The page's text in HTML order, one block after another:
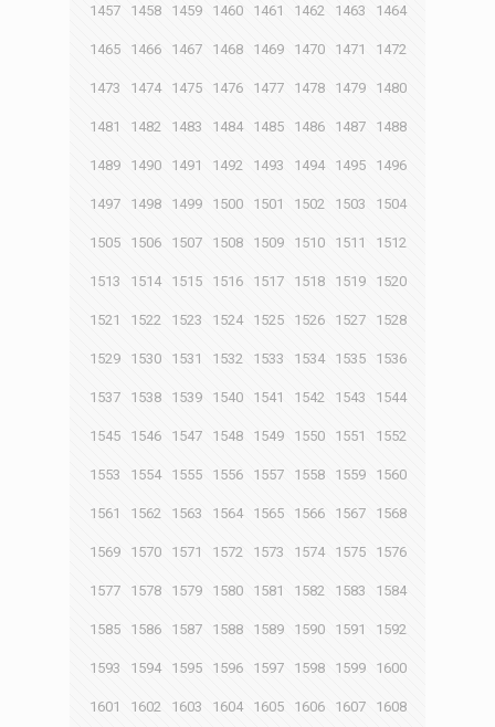
1457 1458 1459 1460 1461 1462 1463 1464
1465 1466 1467 1468 1469 1470 1471 1472
1473 1474 1475 1476 1477 1478 1479 1480
1481 1482 1483 1484 1485 1486 1487 1488
1489 1490 1491 1492 1493 1494 1495 1496
1497 1498 1499 1500 1501 1502 1503 1504
1505 1506 1507 1508 1509 1510 1511 1512
1513 1514 1515 1516 1517 1518 1519 1520
1521 1522 1523 1524 1525 1526 1527 1528
1529 1530 1531 1532 1533 1534 1535 1536
1537 1538 1539 1540 1541 1542 1543 1544
1545 1546 1547 1548 1549 1550 1551 1552
1553 1554 1555 1556 1557 1558 1559 1560
1561 1562 1563 1564 1565 1566 1567 1568
1569 1570 1571 1572 1573 1574 1575 1576
1577 1578 1579 1580 1581 1582 1583 1584
1585 1586 1587 1588 1589 1590 1591 1592
1593 1594 1595 1596 1597 1598 1599 1600
1601 1602 1603 1604 1605 1606 1607 1608